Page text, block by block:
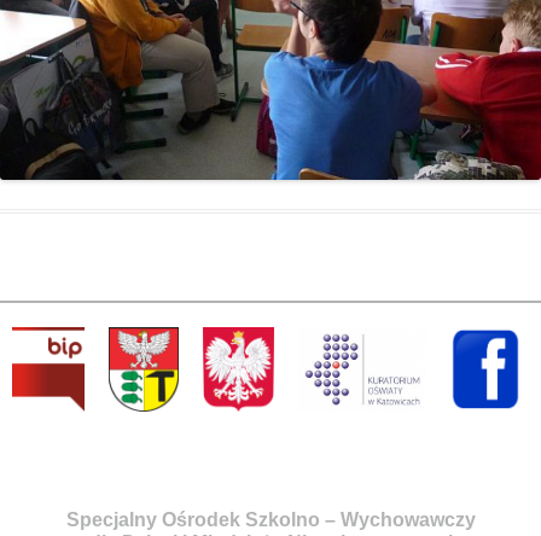
Specjalny Ośrodek Szkolno – Wychowawczy